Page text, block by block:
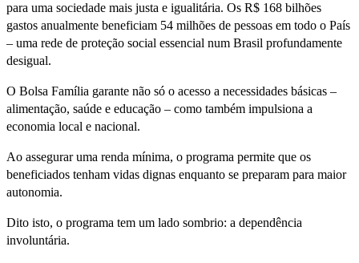
para uma sociedade mais justa e igualitária. Os R$ 168 bilhões
gastos anualmente beneficiam 54 milhões de pessoas em todo o País
– uma rede de proteção social essencial num Brasil profundamente
desigual.
O Bolsa Família garante não só o acesso a necessidades básicas –
alimentação, saúde e educação – como também impulsiona a
economia local e nacional.
Ao assegurar uma renda mínima, o programa permite que os
beneficiados tenham vidas dignas enquanto se preparam para maior
autonomia.
Dito isto, o programa tem um lado sombrio: a dependência
involuntária.